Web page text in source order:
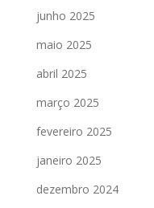
junho 2025
maio 2025
abril 2025
março 2025
fevereiro 2025
janeiro 2025
dezembro 2024